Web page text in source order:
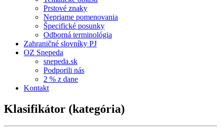
Prstové znaky
Nepriame pomenovania
Špecifické posunky
Odborná terminológia
Zahraničné slovníky PJ
OZ Snepeda
snepeda.sk
Podporili nás
2 % z dane
Kontakt
Klasifikátor (kategória)